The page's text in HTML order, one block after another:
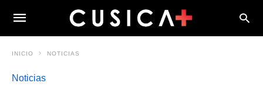
INICIO NOTICIAS
Noticias